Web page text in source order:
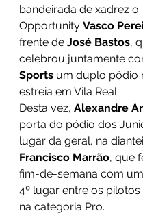
bandeirada de xadrez o
Opportunity Vasco
frente de José Bastos,
celebrou juntamente
Sports um duplo pódio
estreia em Vila Real.
Desta vez, Alexandre
porta do pódio dos
lugar da geral, na
Francisco Marrão, que
fim-de-semana com
4º lugar entre os
na categoria Pro.